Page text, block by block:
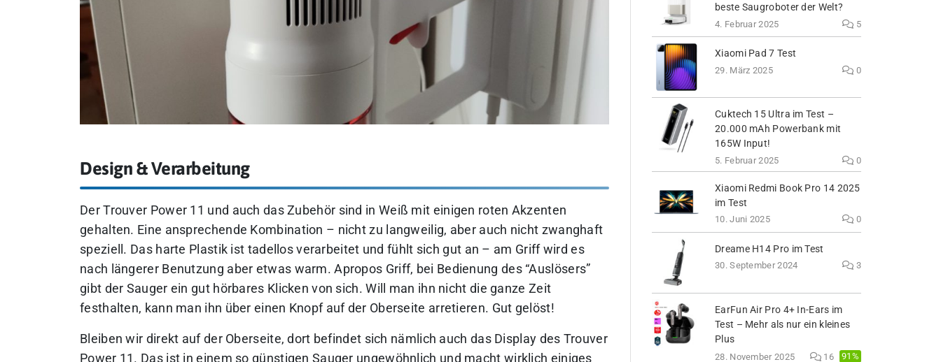
Design & Verarbeitung
Der Trouver Power 11 und auch das Zubehör sind in Weiß mit einigen roten Akzenten
gehalten. Eine ansprechende Kombination – nicht zu langweilig, aber auch nicht zwanghaft
speziell. Das harte Plastik ist tadellos verarbeitet und fühlt sich gut an – am Griff wird es
nach längerer Benutzung aber etwas warm. Apropos Griff, bei Bedienung des “Auslösers”
gibt der Sauger ein gut hörbares Klicken von sich. Will man ihn nicht die ganze Zeit
festhalten, kann man ihn über einen Knopf auf der Oberseite arretieren. Gut gelöst!
Bleiben wir direkt auf der Oberseite, dort befindet sich nämlich auch das Display des Trouver
Power 11. Das ist in einem so günstigen Sauger ungewöhnlich und macht wirklich einiges
beste Saugroboter der Welt?
4. Februar 2025 5
Xiaomi Pad 7 Test
29. März 2025 0
Cuktech 15 Ultra im Test –
20.000 mAh Powerbank mit
165W Input!
5. Februar 2025 0
Xiaomi Redmi Book Pro 14 2025
im Test
10. Juni 2025 0
Dreame H14 Pro im Test
30. September 2024 3
EarFun Air Pro 4+ In-Ears im
Test – Mehr als nur ein kleines
Plus
28. November 2025 16 91%